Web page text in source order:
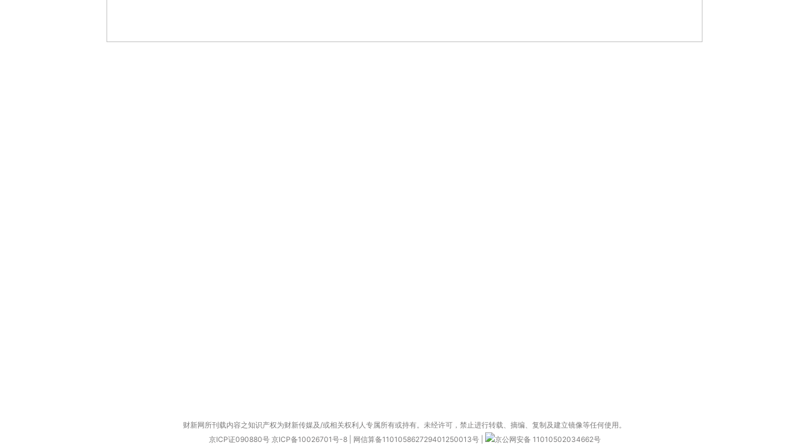
财新网所刊载内容之知识产权为财新传媒及/或相关权利人专属所有或持有。未经许可，禁止进行转载、摘编、复制及建立镜像等任何使用。
京ICP证090880号 京ICP备10026701号-8 网信算备110105862729401250013号 京公网安备 11010502034662号